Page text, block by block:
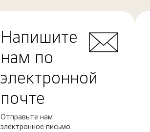
Напишите
нам по
электронной
почте
Отправьте нам
электронное письмо.